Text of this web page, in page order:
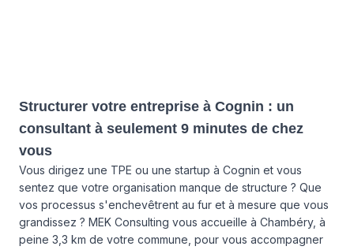
Structurer votre entreprise à Cognin : un
consultant à seulement 9 minutes de chez
vous
Vous dirigez une TPE ou une startup à Cognin et vous
sentez que votre organisation manque de structure ? Que
vos processus s'enchevêtrent au fur et à mesure que vous
grandissez ? MEK Consulting vous accueille à Chambéry, à
peine 3,3 km de votre commune, pour vous accompagner